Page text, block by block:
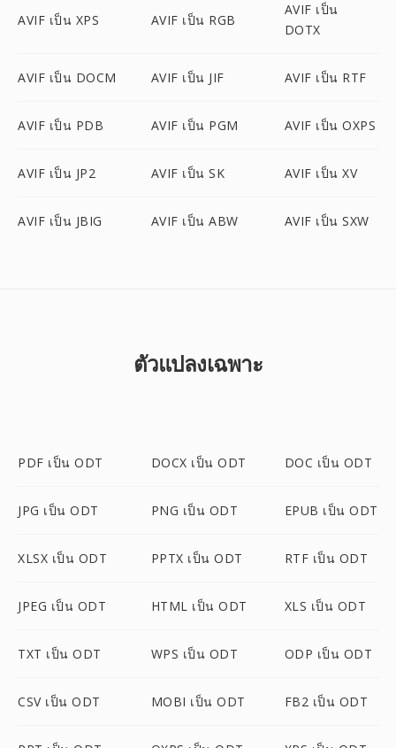
AVIF เป็น XPS AVIF เป็น RGB
AVIF เป็น
DOTX
AVIF เป็น DOCM AVIF เป็น JIF AVIF เป็น RTF
AVIF เป็น PDB AVIF เป็น PGM AVIF เป็น OXPS
AVIF เป็น JP2 AVIF เป็น SK AVIF เป็น XV
AVIF เป็น JBIG AVIF เป็น ABW AVIF เป็น SXW
ตัวแปลงเฉพาะ
PDF เป็น ODT DOCX เป็น ODT DOC เป็น ODT
JPG เป็น ODT PNG เป็น ODT EPUB เป็น ODT
XLSX เป็น ODT PPTX เป็น ODT RTF เป็น ODT
JPEG เป็น ODT HTML เป็น ODT XLS เป็น ODT
TXT เป็น ODT WPS เป็น ODT ODP เป็น ODT
CSV เป็น ODT MOBI เป็น ODT FB2 เป็น ODT